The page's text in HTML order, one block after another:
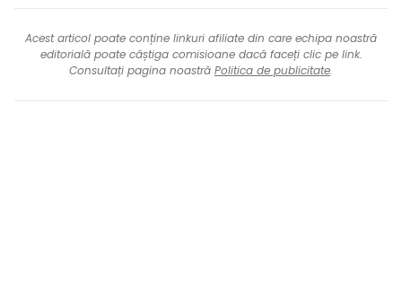
Acest articol poate conține linkuri afiliate din care echipa noastră
editorială poate câștiga comisioane dacă faceți clic pe link.
Consultați pagina noastră Politica de publicitate.